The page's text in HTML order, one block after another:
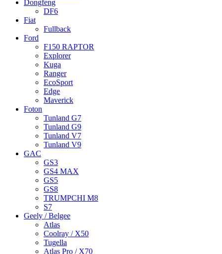
Dongfeng
DF6
Fiat
Fullback
Ford
F150 RAPTOR
Explorer
Kuga
Ranger
EcoSport
Edge
Maverick
Foton
Tunland G7
Tunland G9
Tunland V7
Tunland V9
GAC
GS3
GS4 MAX
GS5
GS8
TRUMPCHI M8
S7
Geely / Belgee
Atlas
Coolray / X50
Tugella
Atlas Pro / X70